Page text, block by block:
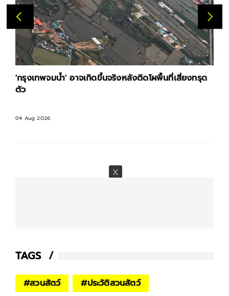
'กรุงเทพจมน้ำ' อาจเกิดขึ้นจริงหลังติดโผพื้นที่เสี่ยงทรุด
ตัว
04 Aug 2026
TAGS
#สวนสัตว์ #ประวัติสวนสัตว์